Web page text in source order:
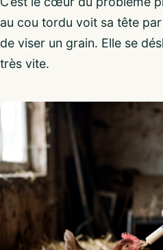
au cou tordu voit sa tête
de viser un grain. Elle se
très vite.